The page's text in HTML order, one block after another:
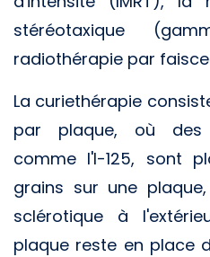
stéréotaxique
radiothérapie par
La curiethérapie
par plaque, où des
comme l'I-125, sont
grains sur une
sclérotique à
plaque reste en place